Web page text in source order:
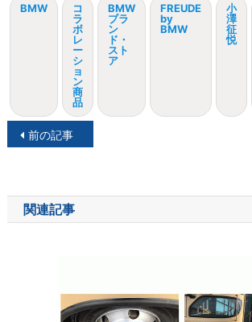
BMW
コ
ラ
ボ
レ
ー
シ
ョ
ン
商
品
BMW
ブラ
ン
ド・
スト
ア
FREUDE
by
BMW
小
澤
征
悦
投
ナ
ビ
前の記事
関連記事